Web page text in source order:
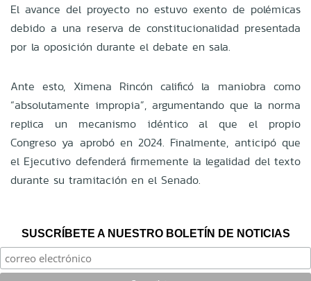
El avance del proyecto no estuvo exento de polémicas
debido a una reserva de constitucionalidad presentada
por la oposición durante el debate en sala.
Ante esto, Ximena Rincón calificó la maniobra como
“absolutamente impropia”, argumentando que la norma
replica un mecanismo idéntico al que el propio
Congreso ya aprobó en 2024. Finalmente, anticipó que
el Ejecutivo defenderá firmemente la legalidad del texto
durante su tramitación en el Senado.
SUSCRÍBETE A NUESTRO BOLETÍN DE NOTICIAS